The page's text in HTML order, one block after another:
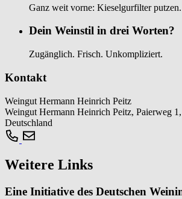
Ganz weit vorne: Kieselgurfilter putzen.
Dein Weinstil in drei Worten?
Zugänglich. Frisch. Unkompliziert.
Kontakt
Weingut Hermann Heinrich Peitz
Weingut Hermann Heinrich Peitz, Paierweg
Deutschland
Weitere Links
Eine Initiative des Deutschen